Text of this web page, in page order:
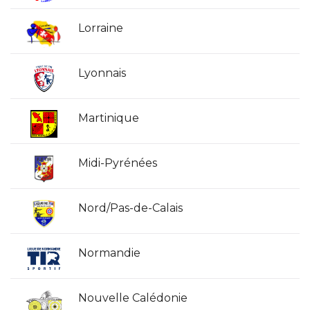
Lorraine
Lyonnais
Martinique
Midi-Pyrénées
Nord/Pas-de-Calais
Normandie
Nouvelle Calédonie